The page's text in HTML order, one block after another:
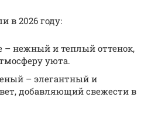
в 2026 году:
– нежный и теплый оттенок,
уюта.
– элегантный и
добавляющий свежести в